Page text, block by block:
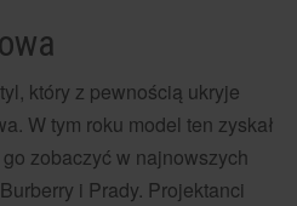
który z pewnością ukryje
W tym roku model ten zyskał
zobaczyć w najnowszych
i Prady. Projektanci